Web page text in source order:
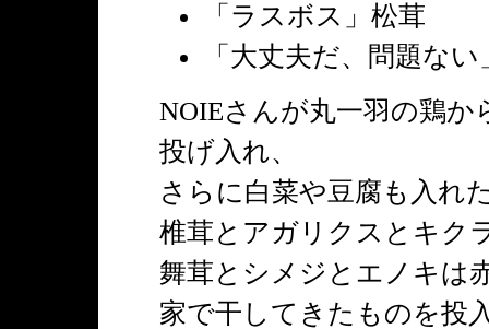
「ラスボス」松茸
「大丈夫だ、問題な
NOIEさんが丸一羽の鶏
投げ入れ、
さらに白菜や豆腐も入れ
椎茸とアガリクスとキク
舞茸とシメジとエノキは
家で干してきたものを投